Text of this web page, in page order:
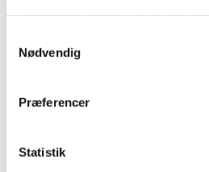
Nødvendig
Præferencer
Statistik
Dræn makrellen i en sigte. Damp
bid. Befri peberfrugt for kerner og bag
ved 180 grader varmluft, lad den
varm pande, læg det på fedtsugende
Den afkølede peberfrugt blendes med